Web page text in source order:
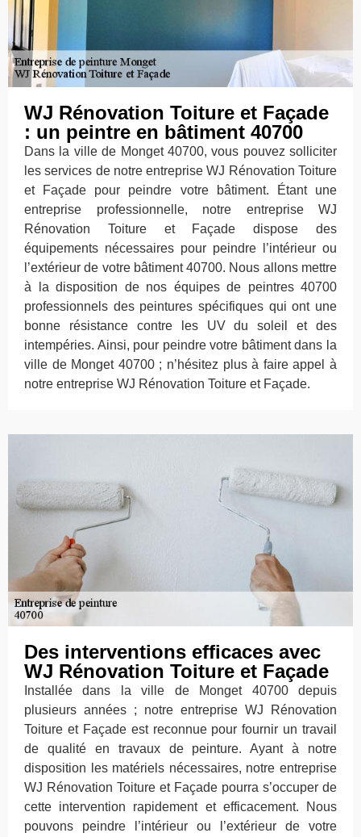
WJ Rénovation Toiture et Façade
: un peintre en bâtiment 40700
Dans la ville de Monget 40700, vous pouvez solliciter
les services de notre entreprise WJ Rénovation Toiture
et Façade pour peindre votre bâtiment. Étant une
entreprise professionnelle, notre entreprise WJ
Rénovation Toiture et Façade dispose des
équipements nécessaires pour peindre l’intérieur ou
l’extérieur de votre bâtiment 40700. Nous allons mettre
à la disposition de nos équipes de peintres 40700
professionnels des peintures spécifiques qui ont une
bonne résistance contre les UV du soleil et des
intempéries. Ainsi, pour peindre votre bâtiment dans la
ville de Monget 40700 ; n’hésitez plus à faire appel à
notre entreprise WJ Rénovation Toiture et Façade.
Des interventions efficaces avec
WJ Rénovation Toiture et Façade
Installée dans la ville de Monget 40700 depuis
plusieurs années ; notre entreprise WJ Rénovation
Toiture et Façade est reconnue pour fournir un travail
de qualité en travaux de peinture. Ayant à notre
disposition les matériels nécessaires, notre entreprise
WJ Rénovation Toiture et Façade pourra s’occuper de
cette intervention rapidement et efficacement. Nous
pouvons peindre l’intérieur ou l’extérieur de votre